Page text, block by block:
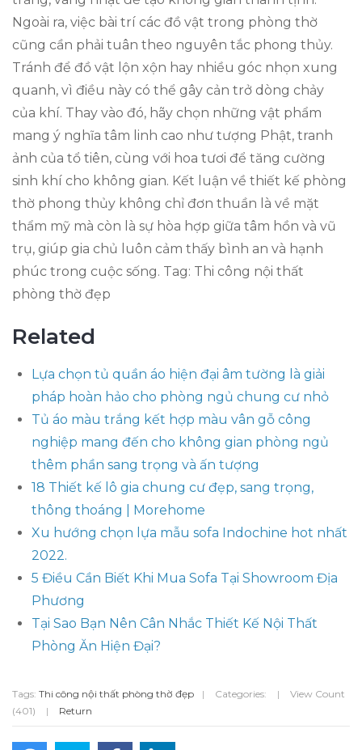
Ngoài ra, việc bài trí các đồ vật trong phòng thờ
cũng cần phải tuân theo nguyên tắc phong thủy.
Tránh để đồ vật lộn xộn hay nhiều góc nhọn xung
quanh, vì điều này có thể gây cản trở dòng chảy
của khí. Thay vào đó, hãy chọn những vật phẩm
mang ý nghĩa tâm linh cao như tượng Phật, tranh
ảnh của tổ tiên, cùng với hoa tươi để tăng cường
sinh khí cho không gian. Kết luận về thiết kế phòng
thờ phong thủy không chỉ đơn thuần là về mặt
thẩm mỹ mà còn là sự hòa hợp giữa tâm hồn và vũ
trụ, giúp gia chủ luôn cảm thấy bình an và hạnh
phúc trong cuộc sống. Tag: Thi công nội thất
phòng thờ đẹp
Related
Lựa chọn tủ quần áo hiện đại âm tường là giải
pháp hoàn hảo cho phòng ngủ chung cư nhỏ
Tủ áo màu trắng kết hợp màu vân gỗ công
nghiệp mang đến cho không gian phòng ngủ
thêm phần sang trọng và ấn tượng
18 Thiết kế lô gia chung cư đẹp, sang trọng,
thông thoáng | Morehome
Xu hướng chọn lựa mẫu sofa Indochine hot nhất
2022.
5 Điều Cần Biết Khi Mua Sofa Tại Showroom Địa
Phương
Tại Sao Bạn Nên Cân Nhắc Thiết Kế Nội Thất
Phòng Ăn Hiện Đại?
Tags: Thi công nội thất phòng thờ đẹp | Categories: |
View Count
(401)
| Return